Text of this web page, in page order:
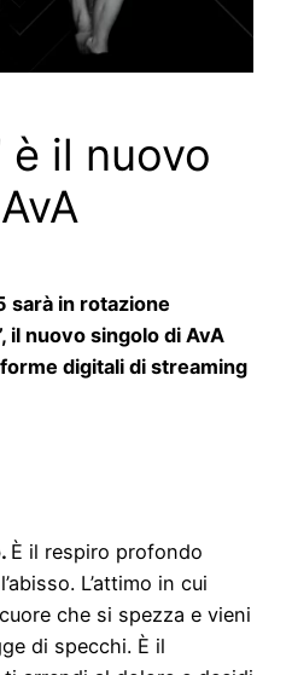
è il nuovo
sarà in rotazione
il nuovo singolo di AvA
digitali di streaming
È il respiro profondo
L’attimo in cui
che si spezza e vieni
di specchi. È il